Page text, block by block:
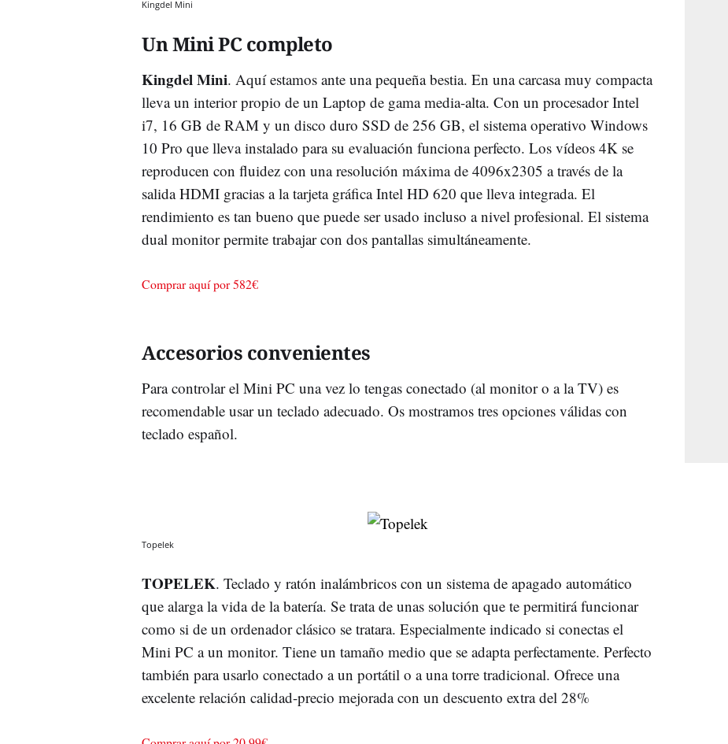
Kingdel Mini
Un Mini PC completo
Kingdel Mini. Aquí estamos ante una pequeña bestia. En una carcasa muy compacta
lleva un interior propio de un Laptop de gama media-alta. Con un procesador Intel
i7, 16 GB de RAM y un disco duro SSD de 256 GB, el sistema operativo Windows
10 Pro que lleva instalado para su evaluación funciona perfecto. Los vídeos 4K se
reproducen con fluidez con una resolución máxima de 4096x2305 a través de la
salida HDMI gracias a la tarjeta gráfica Intel HD 620 que lleva integrada. El
rendimiento es tan bueno que puede ser usado incluso a nivel profesional. El sistema
dual monitor permite trabajar con dos pantallas simultáneamente.
Comprar aquí por 582€
Accesorios convenientes
Para controlar el Mini PC una vez lo tengas conectado (al monitor o a la TV) es
recomendable usar un teclado adecuado. Os mostramos tres opciones válidas con
teclado español.
Topelek
TOPELEK. Teclado y ratón inalámbricos con un sistema de apagado automático
que alarga la vida de la batería. Se trata de unas solución que te permitirá funcionar
como si de un ordenador clásico se tratara. Especialmente indicado si conectas el
Mini PC a un monitor. Tiene un tamaño medio que se adapta perfectamente. Perfecto
también para usarlo conectado a un portátil o a una torre tradicional. Ofrece una
excelente relación calidad-precio mejorada con un descuento extra del 28%